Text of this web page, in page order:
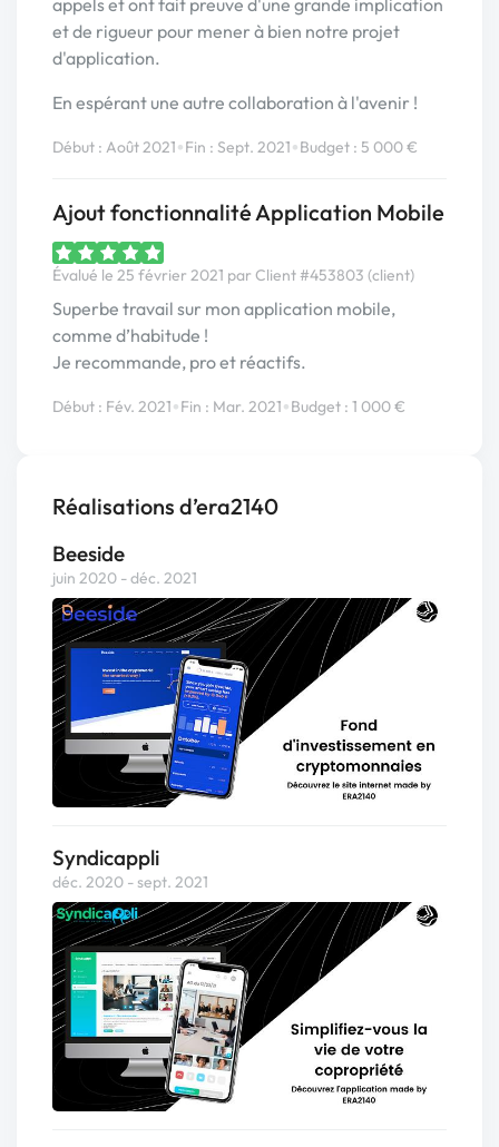
appels et ont fait preuve d'une grande implication
et de rigueur pour mener à bien notre projet
d'application.
En espérant une autre collaboration à l'avenir !
Début : Août 2021•Fin : Sept. 2021•Budget : 5 000 €
Ajout fonctionnalité Application Mobile
Évalué le 25 février 2021 par Client #453803 (client)
Superbe travail sur mon application mobile,
comme d’habitude !
Je recommande, pro et réactifs.
Début : Fév. 2021•Fin : Mar. 2021•Budget : 1 000 €
Réalisations d’era2140
Beeside
juin 2020 - déc. 2021
Syndicappli
déc. 2020 - sept. 2021